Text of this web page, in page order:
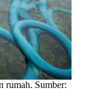
rumah. Sumber: